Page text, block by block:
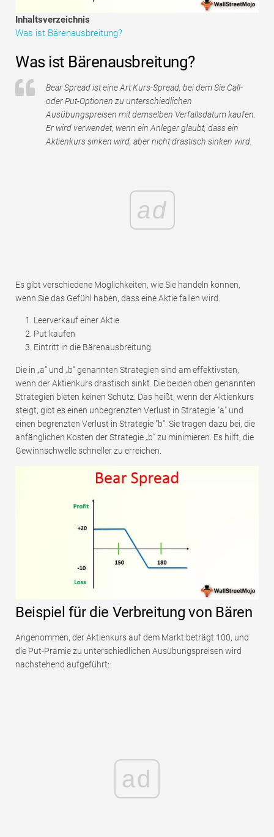
Vollständige Form
Risikomanagement-Tutorials
Inhaltsverzeichnis
Was ist Bärenausbreitung?
Was ist Bärenausbreitung?
Bear Spread ist eine Art Kurs-Spread, bei dem Sie Call-
oder Put-Optionen zu unterschiedlichen
Ausübungspreisen mit demselben Verfallsdatum kaufen.
Er wird verwendet, wenn ein Anleger glaubt, dass ein
Aktienkurs sinken wird, aber nicht drastisch sinken wird.
ad
Es gibt verschiedene Möglichkeiten, wie Sie handeln können,
wenn Sie das Gefühl haben, dass eine Aktie fallen wird.
Leerverkauf einer Aktie
Put kaufen
Eintritt in die Bärenausbreitung
Die in „a“ und „b“ genannten Strategien sind am effektivsten,
wenn der Aktienkurs drastisch sinkt. Die beiden oben genannten
Strategien bieten keinen Schutz. Das heißt, wenn der Aktienkurs
steigt, gibt es einen unbegrenzten Verlust in Strategie "a" und
einen begrenzten Verlust in Strategie "b". Sie tragen dazu bei, die
anfänglichen Kosten der Strategie „b“ zu minimieren. Es hilft, die
Gewinnschwelle schneller zu erreichen.
Beispiel für die Verbreitung von Bären
Angenommen, der Aktienkurs auf dem Markt beträgt 100, und
die Put-Prämie zu unterschiedlichen Ausübungspreisen wird
nachstehend aufgeführt:
ad